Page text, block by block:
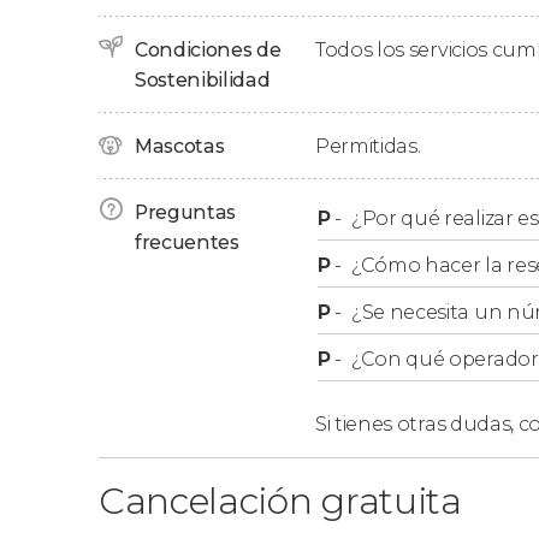
A continuación, nos dirigiremos hacia el“call”
las mejor conservadas de España. Después
Sobre este río veremos elpuente de
Gustave Eiffel.
Finalmente, tres horas más tarde
Condiciones de
Sostenibilidad
Todos los servicios
Mascotas Permitidas.
Preguntas
frecuentes
P- ¿Por qué realizar
P- ¿Cómo hacer la
P- ¿Se necesita un
P- ¿Con qué
Si tienes otras dudas,
Cancelación gratuita